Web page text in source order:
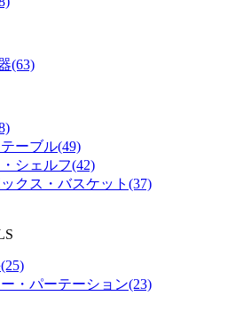
(63)
ーブル(49)
シェルフ(42)
クス・バスケット(37)
・パーテーション(23)